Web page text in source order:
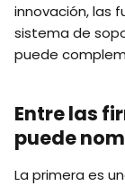
innovación, las
sistema de
puede
Entre las
puede
La primera es